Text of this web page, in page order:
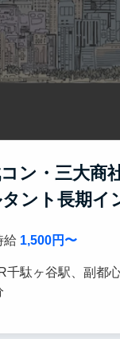
コン・三大
ント長期イ
給 1,500円〜
千駄ヶ谷駅、副都